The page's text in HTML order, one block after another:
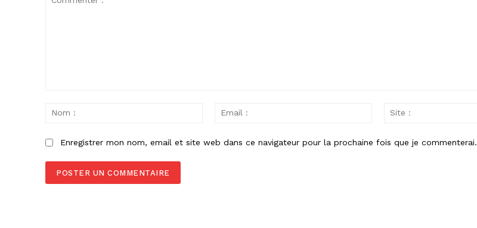
Email
Enregistrer mon nom, email et site web dans ce navigateur pour la prochaine fois que je commenterai.